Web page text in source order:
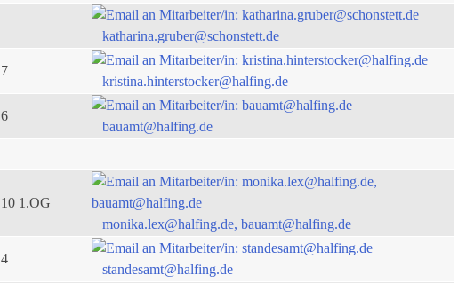
katharina.gruber@schonstett.de
7
kristina.hinterstocker@halfing.de
6
bauamt@halfing.de
10 1.OG
monika.lex@halfing.de, bauamt@halfing.de
4
standesamt@halfing.de